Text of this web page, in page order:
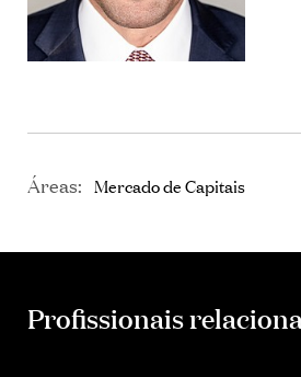
Áreas: Mercado de Capitais
Profissionais